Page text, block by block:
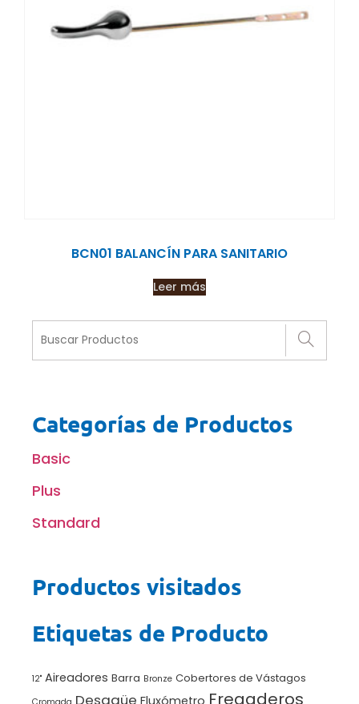
BCN01 BALANCÍN PARA SANITARIO
Leer más
Categorías de Productos
Basic
Plus
Standard
Productos visitados
Etiquetas de Producto
12" Aireadores Barra Bronze Cobertores de Vástagos
Desagüe Fluxómetro Fregaderos